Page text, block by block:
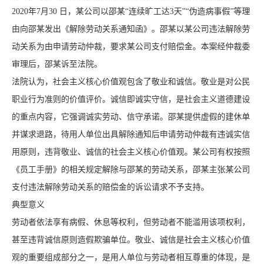
2020年7月30 日，某公司以邵某“连续旷工达3天”“伪造病事假”等理
由向邵某发出《解除劳动关系通知函》。邵某以某公司违法解除劳
动关系为由申请劳动仲裁，要求某公司支付赔偿金。本案经仲裁委
审理后，邵某诉至法院。
法院认为，社会主义核心价值观包含了敬业和诚信。敬业是对公民
职业行为准则的价值评价。诚信即诚实守信，是社会主义道德建设
的重点内容，它强调诚实劳动、信守承诺。邵某提供虚假的建休单
并谋求退路，待用人单位出具解除通知后申请劳动仲裁有违诚实信
用原则，违背敬业、诚信的社会主义核心价值观。某公司有权按照
《员工手册》的相关规定解除与邵某的劳动关系，邵某主张某公司
支付违法解除劳动关系的赔偿金的诉讼请求不予支持。
典型意义
劳动者依法享有病假、休息等权利，但劳动者不能滥用该项权利，
甚至违背诚信原则造假欺骗单位。敬业、诚信是社会主义核心价值
观的重要组成部分之一，是用人单位与劳动者相互尊重的体现，是